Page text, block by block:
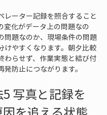
レーター記録を照合すること
変化がデータ上の問題なの
問題なのか、現場条件の問題
けやすくなります。朝夕比較
わらせず、作業実態と結び付
発防止につながります。
写真と記録を